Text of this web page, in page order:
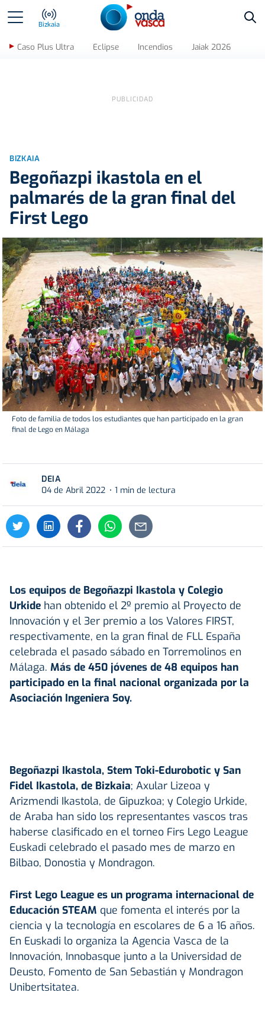
Bizkaia
Caso Plus Ultra Eclipse Incendios Jaiak 2026
BIZKAIA
Begoñazpi ikastola en el
palmarés de la gran final del
First Lego
Foto de familia de todos los estudiantes que han participado en la gran
final de Lego en Málaga
DEIA
04 de Abril 2022
1 min de lectura
Los equipos de Begoñazpi Ikastola y Colegio
Urkide han obtenido el 2º premio al Proyecto de
Innovación y el 3er premio a los Valores FIRST,
respectivamente, en la gran final de FLL España
celebrada el pasado sábado en Torremolinos en
Málaga. Más de 450 jóvenes de 48 equipos han
participado en la final nacional organizada por la
Asociación Ingeniera Soy.
Begoñazpi Ikastola, Stem Toki-Edurobotic y San
Fidel Ikastola, de Bizkaia; Axular Lizeoa y
Arizmendi Ikastola, de Gipuzkoa; y Colegio Urkide,
de Araba han sido los representantes vascos tras
haberse clasificado en el torneo Firs Lego League
Euskadi celebrado el pasado mes de marzo en
Bilbao, Donostia y Mondragon.
First Lego League es un programa internacional de
Educación STEAM que fomenta el interés por la
ciencia y la tecnología en escolares de 6 a 16 años.
En Euskadi lo organiza la Agencia Vasca de la
Innovación, Innobasque junto a la Universidad de
Deusto, Fomento de San Sebastián y Mondragon
Unibertsitatea.